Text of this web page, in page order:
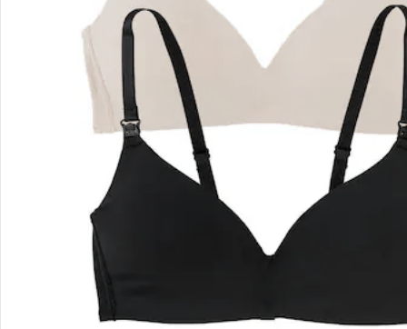
Retoure & Reklamation
Gutscheine & Aktionen
Kontakt & Service
Filialen & Beratung
Unternehmen